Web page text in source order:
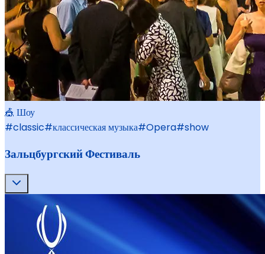
🎪 Шоу
#classic#классическая музыка#Opera#show
Зальцбургский Фестиваль